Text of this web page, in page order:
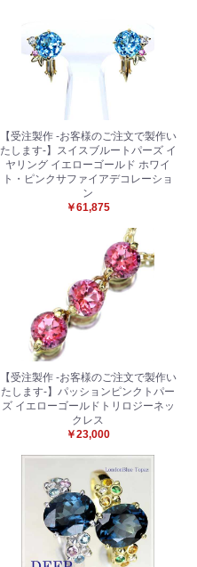
【受注製作 -お客様のご注文で製作い
たします-】スイスブルートパーズ イ
ヤリング イエローゴールド ホワイ
ト・ピンクサファイアデコレーショ
ン
￥61,875
【受注製作 -お客様のご注文で製作い
たします-】パッションピンクトパー
ズ イエローゴールドトリロジーネッ
クレス
￥23,000
カートへ進む